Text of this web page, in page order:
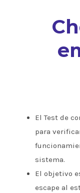
El Test de
para
sistema.
El objetivo
escape al